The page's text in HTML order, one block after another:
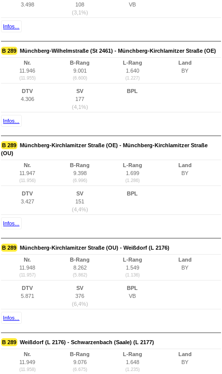
3.498
108
(3,1%)
VB
Infos...
B 289 Münchberg-Wilhelmstraße (St 2461) - Münchberg-Kirchlamitzer Straße (OE)
Nr.
11.946
(11.955)
B-Rang
9.001
(6.600)
L-Rang
1.640
(1.227)
Land
BY
DTV
4.306
SV
177
(4,1%)
BPL
Infos...
B 289 Münchberg-Kirchlamitzer Straße (OE) - Münchberg-Kirchlamitzer Straße
(OU)
Nr.
11.947
(11.956)
B-Rang
9.398
(6.996)
L-Rang
1.699
(1.286)
Land
BY
DTV
3.427
SV
151
(4,4%)
BPL
Infos...
B 289 Münchberg-Kirchlamitzer Straße (OU) - Weißdorf (L 2176)
Nr.
11.948
(11.957)
B-Rang
8.262
(5.862)
L-Rang
1.549
(1.136)
Land
BY
DTV
5.871
SV
376
(6,4%)
BPL
VB
Infos...
B 289 Weißdorf (L 2176) - Schwarzenbach (Saale) (L 2177)
Nr.
11.949
(11.958)
B-Rang
9.076
(6.675)
L-Rang
1.648
(1.235)
Land
BY